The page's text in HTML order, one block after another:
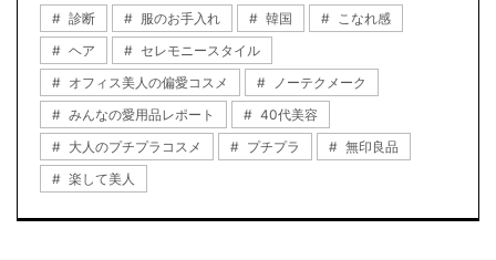
診断 服のお手入れ 韓国
こなれ感
ヘア
セレモニースタイル
オフィス美人の偏愛コスメ
ノーテクメーク
みんなの愛用品レポート
40代美容
大人のプチプラコスメ
プチプラ
無印良品
楽して美人